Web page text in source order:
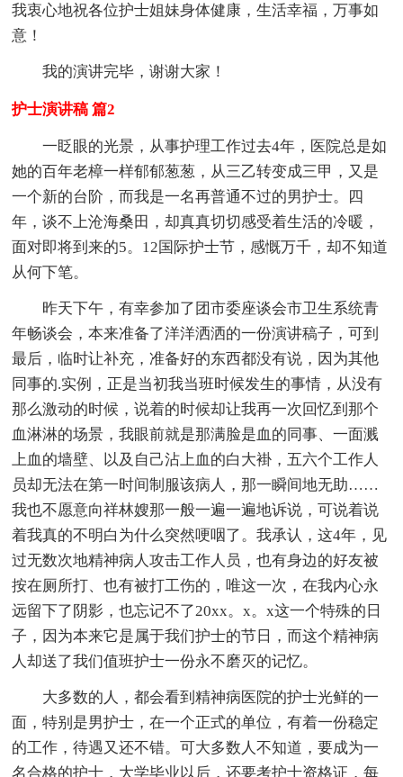
我衷心地祝各位护士姐妹身体健康，生活幸福，万事如
意！
我的演讲完毕，谢谢大家！
护士演讲稿 篇2
一眨眼的光景，从事护理工作过去4年，医院总是如
她的百年老樟一样郁郁葱葱，从三乙转变成三甲，又是
一个新的台阶，而我是一名再普通不过的男护士。四
年，谈不上沧海桑田，却真真切切感受着生活的冷暖，
面对即将到来的5。12国际护士节，感慨万千，却不知道
从何下笔。
昨天下午，有幸参加了团市委座谈会市卫生系统青
年畅谈会，本来准备了洋洋洒洒的一份演讲稿子，可到
最后，临时让补充，准备好的东西都没有说，因为其他
同事的.实例，正是当初我当班时候发生的事情，从没有
那么激动的时候，说着的时候却让我再一次回忆到那个
血淋淋的场景，我眼前就是那满脸是血的同事、一面溅
上血的墙壁、以及自己沾上血的白大褂，五六个工作人
员却无法在第一时间制服该病人，那一瞬间地无助……
我也不愿意向祥林嫂那一般一遍一遍地诉说，可说着说
着我真的不明白为什么突然哽咽了。我承认，这4年，见
过无数次地精神病人攻击工作人员，也有身边的好友被
按在厕所打、也有被打工伤的，唯这一次，在我内心永
远留下了阴影，也忘记不了20xx。x。x这一个特殊的日
子，因为本来它是属于我们护士的节日，而这个精神病
人却送了我们值班护士一份永不磨灭的记忆。
大多数的人，都会看到精神病医院的护士光鲜的一
面，特别是男护士，在一个正式的单位，有着一份稳定
的工作，待遇又还不错。可大多数人不知道，要成为一
名合格的护士，大学毕业以后，还要考护士资格证，每